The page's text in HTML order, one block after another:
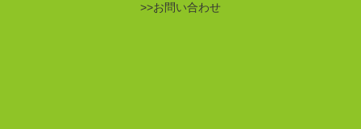
>>お問い合わせ